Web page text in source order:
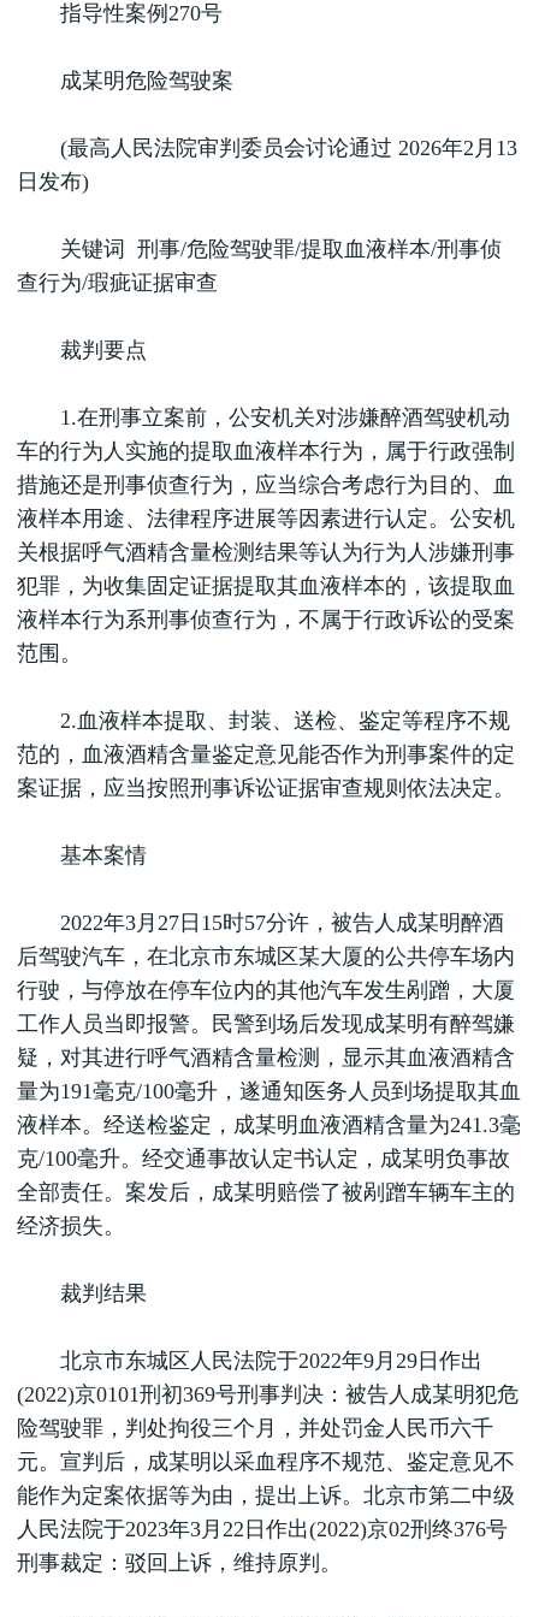
指导性案例270号
成某明危险驾驶案
(最高人民法院审判委员会讨论通过 2026年2月13
日发布)
关键词 刑事/危险驾驶罪/提取血液样本/刑事侦
查行为/瑕疵证据审查
裁判要点
1.在刑事立案前，公安机关对涉嫌醉酒驾驶机动
车的行为人实施的提取血液样本行为，属于行政强制
措施还是刑事侦查行为，应当综合考虑行为目的、血
液样本用途、法律程序进展等因素进行认定。公安机
关根据呼气酒精含量检测结果等认为行为人涉嫌刑事
犯罪，为收集固定证据提取其血液样本的，该提取血
液样本行为系刑事侦查行为，不属于行政诉讼的受案
范围。
2.血液样本提取、封装、送检、鉴定等程序不规
范的，血液酒精含量鉴定意见能否作为刑事案件的定
案证据，应当按照刑事诉讼证据审查规则依法决定。
基本案情
2022年3月27日15时57分许，被告人成某明醉酒
后驾驶汽车，在北京市东城区某大厦的公共停车场内
行驶，与停放在停车位内的其他汽车发生剐蹭，大厦
工作人员当即报警。民警到场后发现成某明有醉驾嫌
疑，对其进行呼气酒精含量检测，显示其血液酒精含
量为191毫克/100毫升，遂通知医务人员到场提取其血
液样本。经送检鉴定，成某明血液酒精含量为241.3毫
克/100毫升。经交通事故认定书认定，成某明负事故
全部责任。案发后，成某明赔偿了被剐蹭车辆车主的
经济损失。
裁判结果
北京市东城区人民法院于2022年9月29日作出
(2022)京0101刑初369号刑事判决：被告人成某明犯危
险驾驶罪，判处拘役三个月，并处罚金人民币六千
元。宣判后，成某明以采血程序不规范、鉴定意见不
能作为定案依据等为由，提出上诉。北京市第二中级
人民法院于2023年3月22日作出(2022)京02刑终376号
刑事裁定：驳回上诉，维持原判。